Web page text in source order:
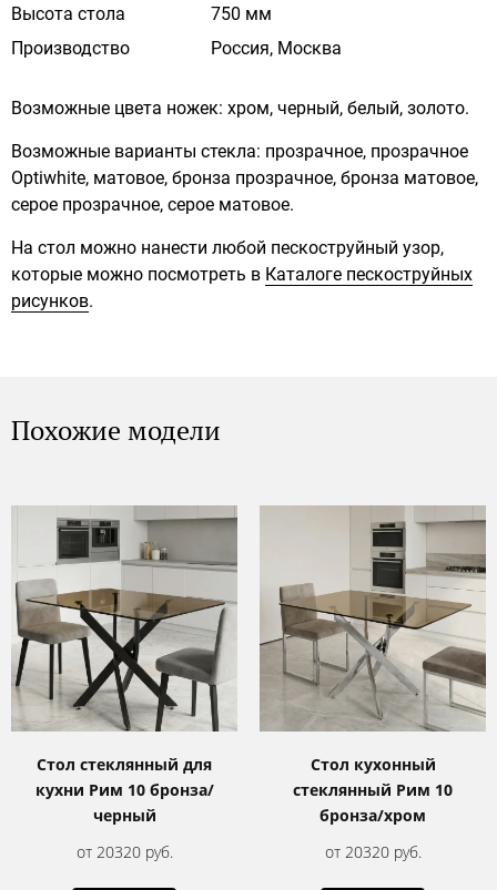
Высота стола
750 мм
Производство
Россия, Москва
Возможные цвета ножек: хром, черный, белый, золото.
Возможные варианты стекла: прозрачное, прозрачное
Optiwhite, матовое, бронза прозрачное, бронза матовое,
серое прозрачное, серое матовое.
На стол можно нанести любой пескоструйный узор,
которые можно посмотреть в Каталоге пескоструйных
рисунков.
Похожие модели
Стол стеклянный для
кухни Рим 10 бронза/
черный
от 20320 руб.
Стол кухонный
стеклянный Рим 10
бронза/хром
от 20320 руб.